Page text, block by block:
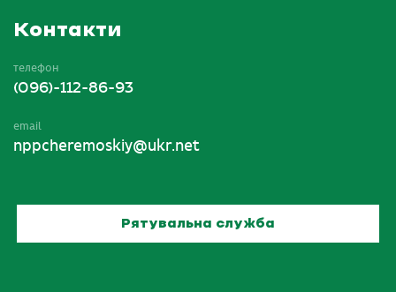
Контакти
телефон
(096)-112-86-93
email
nppcheremoskiy@ukr.net
Рятувальна служба